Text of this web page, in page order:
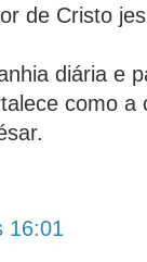
de Cristo
diária e
como a
16:01